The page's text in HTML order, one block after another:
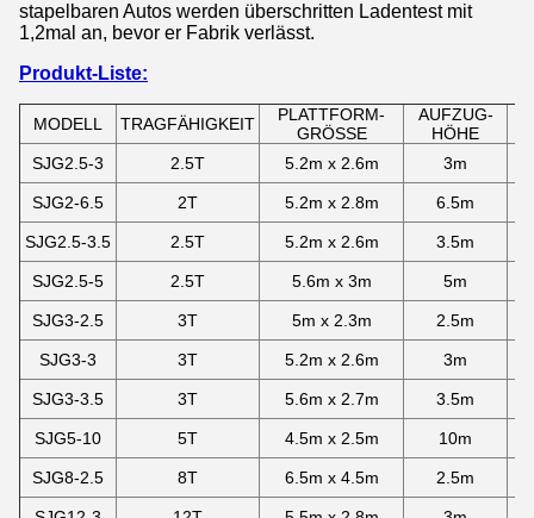
stapelbaren Autos werden überschritten Ladentest mit
1,2mal an, bevor er Fabrik verlässt.
Produkt-Liste:
MODELL TRAGFÄHIGKEIT
PLATTFORM-
GRÖSSE
AUFZUG-
HÖHE
SJG2.5-3
2.5T 5.2m x 2.6m 3m
SJG2-6.5 2T 5.2m x 2.8m 6.5m
SJG2.5-3.5 2.5T 5.2m x 2.6m 3.5m
SJG2.5-5 2.5T 5.6m x 3m 5m
SJG3-2.5 3T 5m x 2.3m 2.5m
SJG3-3 3T 5.2m x 2.6m 3m
SJG3-3.5 3T 5.6m x 2.7m 3.5m
SJG5-10 5T 4.5m x 2.5m 10m
SJG8-2.5 8T 6.5m x 4.5m 2.5m